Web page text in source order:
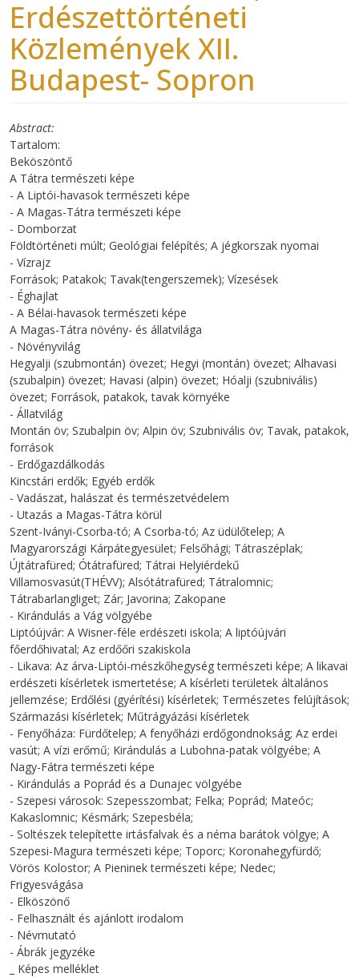
Erdészettörténeti
Közlemények XII.
Budapest- Sopron
Abstract
Tartalom:
Beköszöntő
A Tátra természeti képe
- A Liptói-havasok természeti képe
- A Magas-Tátra természeti képe
- Domborzat
Földtörténeti múlt; Geológiai felépítés; A jégkorszak nyomai
- Vízrajz
Források; Patakok; Tavak(tengerszemek); Vízesések
- Éghajlat
- A Bélai-havasok természeti képe
A Magas-Tátra növény- és állatvilága
- Növényvilág
Hegyalji (szubmontán) övezet; Hegyi (montán) övezet; Alhavasi
(szubalpin) övezet; Havasi (alpin) övezet; Hóalji (szubnivális)
övezet; Források, patakok, tavak környéke
- Állatvilág
Montán öv; Szubalpin öv; Alpin öv; Szubnivális öv; Tavak, patakok,
források
- Erdőgazdálkodás
Kincstári erdők; Egyéb erdők
- Vadászat, halászat és természetvédelem
- Utazás a Magas-Tátra körül
Szent-Iványi-Csorba-tó; A Csorba-tó; Az üdülőtelep; A
Magyarországi Kárpátegyesület; Felsőhági; Tátraszéplak;
Újtátrafüred; Ótátrafüred; Tátrai Helyiérdekű
Villamosvasút(THÉVV); Alsótátrafüred; Tátralomnic;
Tátrabarlangliget; Zár; Javorina; Zakopane
- Kirándulás a Vág völgyébe
Liptóújvár: A Wisner-féle erdészeti iskola; A liptóújvári
főerdőhivatal; Az erdőőri szakiskola
- Likava: Az árva-Liptói-mészkőhegység természeti képe; A likavai
erdészeti kísérletek ismertetése; A kísérleti területek általános
jellemzése; Erdőlési (gyérítési) kísérletek; Természetes felújítások;
Származási kísérletek; Műtrágyázási kísérletek
- Fenyőháza: Fürdőtelep; A fenyőházi erdőgondnokság; Az erdei
vasút; A vízi erőmű; Kirándulás a Lubohna-patak völgyébe; A
Nagy-Fátra természeti képe
- Kirándulás a Poprád és a Dunajec völgyébe
- Szepesi városok: Szepesszombat; Felka; Poprád; Mateóc;
Kakaslomnic; Késmárk; Szepesbéla;
- Soltészek telepítette irtásfalvak és a néma barátok völgye; A
Szepesi-Magura természeti képe; Toporc; Koronahegyfürdő;
Vörös Kolostor; A Pieninek természeti képe; Nedec;
Frigyesvágása
- Elköszönő
- Felhasznált és ajánlott irodalom
- Névmutató
- Ábrák jegyzéke
_ Képes melléklet